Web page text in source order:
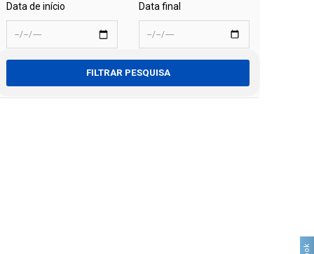
Data de início Data final
FILTRAR PESQUISA